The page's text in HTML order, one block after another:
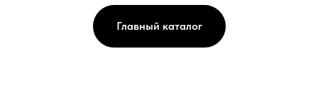
Главный каталог